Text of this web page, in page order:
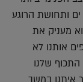
ותחושת הרוגע
מעניק את
אותנו לא
שלנו
איתנו במשך